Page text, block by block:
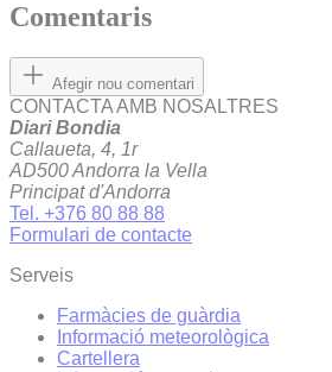
Comentaris
Afegir nou comentari
CONTACTA AMB NOSALTRES
Diari Bondia
Callaueta, 4, 1r
AD500 Andorra la Vella
Principat d'Andorra
Tel. +376 80 88 88
Formulari de contacte
Serveis
Farmàcies de guàrdia
Informació meteorològica
Cartellera